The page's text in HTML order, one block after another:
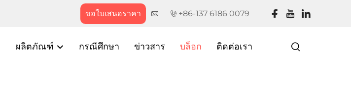
ขอใบเสนอราคา +86-137 6186 0079
ผลิตภัณฑ์ กรณีศึกษา ข่าวสาร บล็อก ติดต่อเรา